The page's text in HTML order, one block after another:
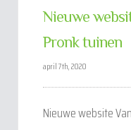
Nieuwe
Pronk tuinen
april 7th, 2020
Nieuwe website